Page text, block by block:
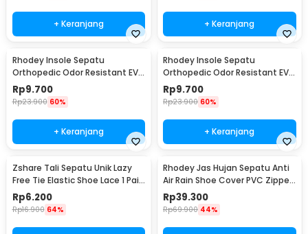
+ Keranjang + Keranjang
Rhodey Insole Sepatu
Orthopedic Odor Resistant EVA
Foam 41 - Y3Y27
Rp9.700
Rp23.900 60%
+ Keranjang
Rhodey Insole Sepatu
Orthopedic Odor Resistant EVA
Foam 42 - Y3Y27
Rp9.700
Rp23.900 60%
+ Keranjang
Zshare Tali Sepatu Unik Lazy
Free Tie Elastic Shoe Lace 1 Pair
- T10
Rp6.200
Rp16.900 64%
Rhodey Jas Hujan Sepatu Anti
Air Rain Shoe Cover PVC Zipper
Reflector XL - H-212
Rp39.300
Rp69.900 44%